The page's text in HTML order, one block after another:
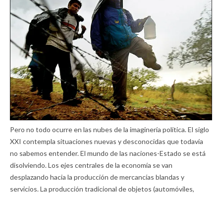
Pero no todo ocurre en las nubes de la imaginería política. El siglo
XXI contempla situaciones nuevas y desconocidas que todavía
no sabemos entender. El mundo de las naciones-Estado se está
disolviendo. Los ejes centrales de la economía se van
desplazando hacia la producción de mercancías blandas y
servicios. La producción tradicional de objetos (automóviles,